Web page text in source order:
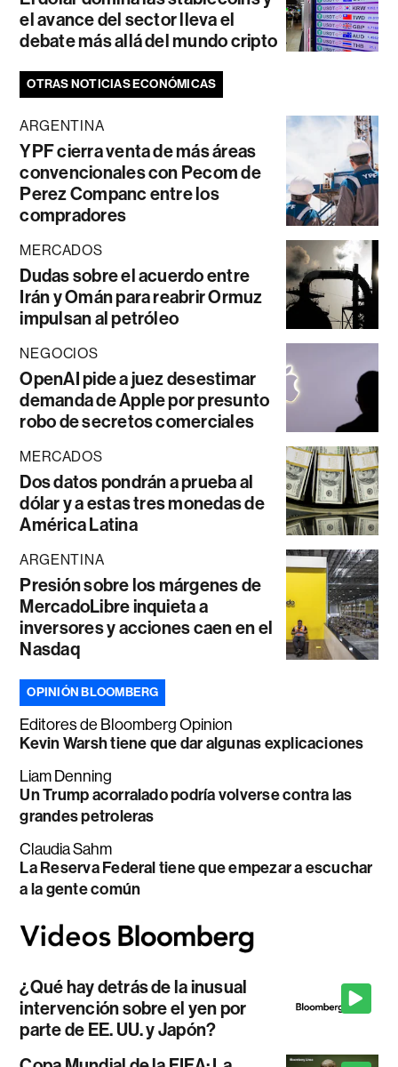
el avance del sector lleva el
debate más allá del mundo cripto
OTRAS NOTICIAS ECONÓMICAS
ARGENTINA
YPF cierra venta de más áreas
convencionales con Pecom de
Perez Companc entre los
compradores
MERCADOS
Dudas sobre el acuerdo entre
Irán y Omán para reabrir Ormuz
impulsan al petróleo
NEGOCIOS
OpenAI pide a juez desestimar
demanda de Apple por presunto
robo de secretos comerciales
MERCADOS
Dos datos pondrán a prueba al
dólar y a estas tres monedas de
América Latina
ARGENTINA
Presión sobre los márgenes de
MercadoLibre inquieta a
inversores y acciones caen en el
Nasdaq
OPINIÓN BLOOMBERG
Editores de Bloomberg Opinion
Kevin Warsh tiene que dar algunas explicaciones
Liam Denning
Un Trump acorralado podría volverse contra las
grandes petroleras
Claudia Sahm
La Reserva Federal tiene que empezar a escuchar
a la gente común
¿Qué hay detrás de la inusual
intervención sobre el yen por
parte de EE. UU. y Japón?